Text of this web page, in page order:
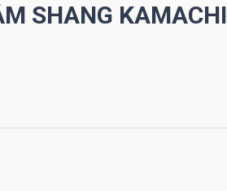
SHANG KAMACHI